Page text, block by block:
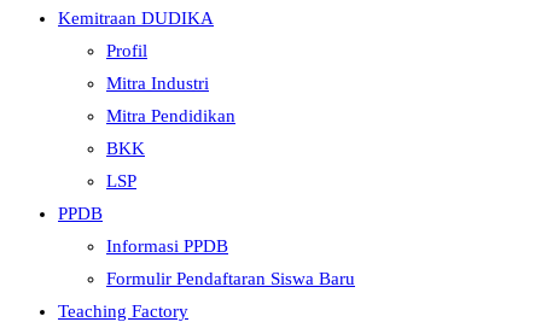
Kemitraan DUDIKA
Profil
Mitra Industri
Mitra Pendidikan
BKK
LSP
PPDB
Informasi PPDB
Formulir Pendaftaran Siswa Baru
Teaching Factory